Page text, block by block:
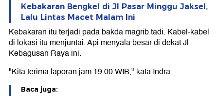
Kebakaran Bengkel di Jl Pasar Minggu Jaksel,
Lalu Lintas Macet Malam Ini
Kebakaran itu terjadi pada bakda magrib tadi. Kabel-kabel
di lokasi itu menjuntai. Api menyala besar di dekat Jl
Kebagusan Raya ini.
"Kita terima laporan jam 19.00 WIB," kata Indra.
Baca juga: